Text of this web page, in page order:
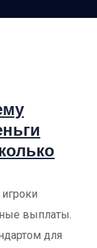
выплаты.
для